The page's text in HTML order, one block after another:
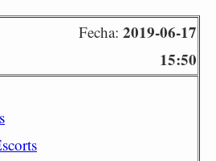
Fecha: 2019-06-17
15:50